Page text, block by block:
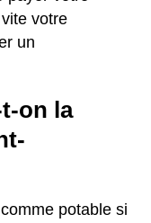
votre
un
on la
potable si